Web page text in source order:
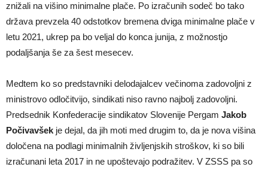
znižali na višino minimalne plače. Po izračunih sodeč bo tako
država prevzela 40 odstotkov bremena dviga minimalne plače v
letu 2021, ukrep pa bo veljal do konca junija, z možnostjo
podaljšanja še za šest mesecev.
Medtem ko so predstavniki delodajalcev večinoma zadovoljni z
ministrovo odločitvijo, sindikati niso ravno najbolj zadovoljni.
Predsednik Konfederacije sindikatov Slovenije Pergam Jakob
Počivavšek je dejal, da jih moti med drugim to, da je nova višina
določena na podlagi minimalnih življenjskih stroškov, ki so bili
izračunani leta 2017 in ne upoštevajo podražitev. V ZSSS pa so